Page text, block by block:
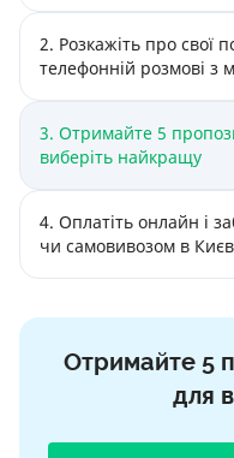
2. Розкажіть про свої
телефонній розмові з
3. Отримайте 5
виберіть найкращу
4. Оплатіть онлайн і
чи самовивозом в
Отримайте 5
для